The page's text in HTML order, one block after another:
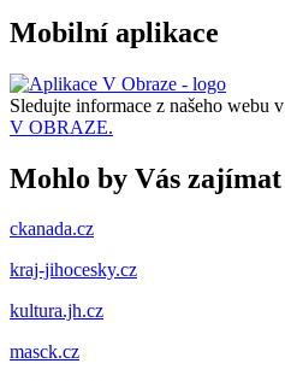
Mobilní aplikace
Sledujte informace z našeho webu v
V OBRAZE.
Mohlo by Vás zajímat
ckanada.cz
kraj-jihocesky.cz
kultura.jh.cz
masck.cz